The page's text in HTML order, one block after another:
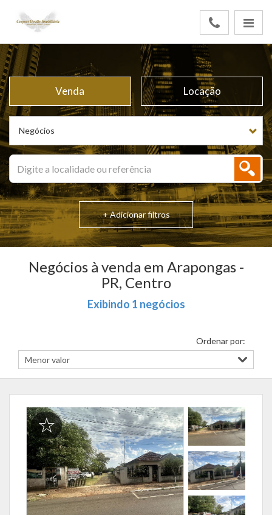
Negócios
Venda Locação
+ Adicionar filtros
Negócios à venda em Arapongas -
PR, Centro
Exibindo 1 negócios
Ordenar por: